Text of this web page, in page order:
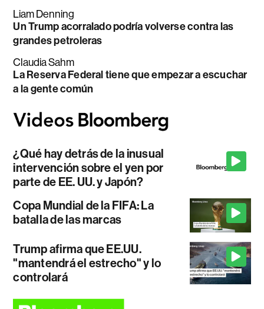
Liam Denning
Un Trump acorralado podría volverse contra las
grandes petroleras
Claudia Sahm
La Reserva Federal tiene que empezar a escuchar
a la gente común
¿Qué hay detrás de la inusual
intervención sobre el yen por
parte de EE. UU. y Japón?
Copa Mundial de la FIFA: La
batalla de las marcas
Trump afirma que EE.UU.
"mantendrá el estrecho" y lo
controlará